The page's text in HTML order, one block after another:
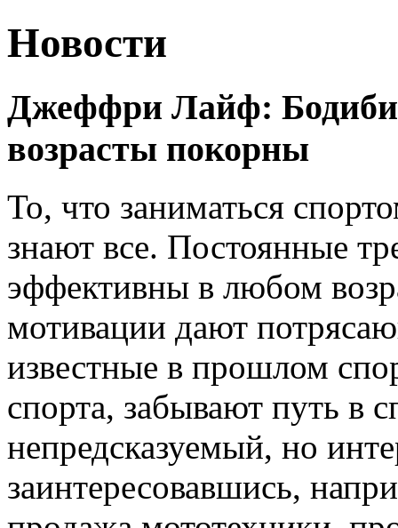
Новости
Джеффри Лайф:
возрасты покорны
То, что заниматься
знают все. Постоянные
эффективны в любом
мотивации дают
известные в прошлом
спорта, забывают путь в
непредсказуемый, но
заинтересовавшись,